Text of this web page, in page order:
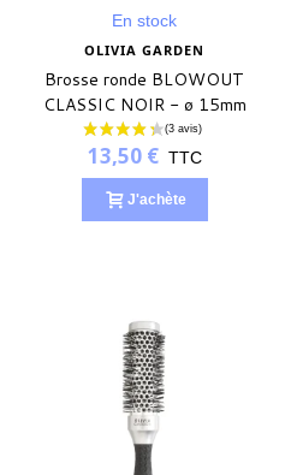
En stock
OLIVIA GARDEN
Brosse ronde BLOWOUT
CLASSIC NOIR - ø 15mm
13,50 € TTC
J'achète